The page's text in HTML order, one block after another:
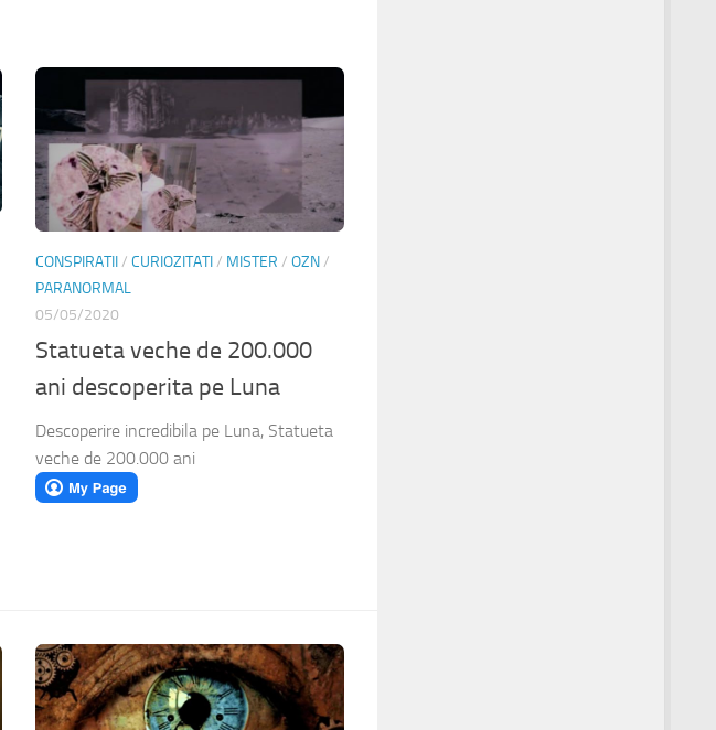
CONSPIRATII/ CURIOZITATI/ MISTER / OZN/
PARANORMAL
05/05/2020
Statueta veche de 200.000
ani descoperita pe Luna
Descoperire incredibila pe Luna, Statueta
veche de 200.000 ani